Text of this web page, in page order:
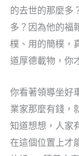
的去世的那麼多
多？因為他的福
樸、用的簡樸，
道厚德載物，你
你看著領導坐好
業家那麼有錢，
知道想想，人家
在這個位置上才